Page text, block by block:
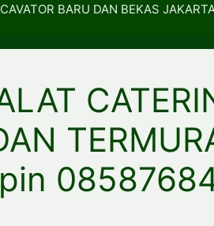
BARU DAN BEKAS